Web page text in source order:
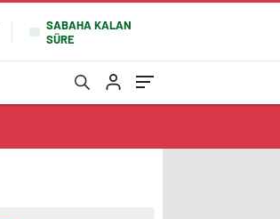
SABAHA KALAN
SÜRE